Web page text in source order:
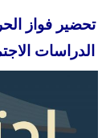
تحضير فواز
الدراسات